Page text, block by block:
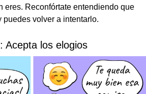
eres. Reconfórtate entendiendo que
puedes volver a intentarlo.
Acepta los elogios